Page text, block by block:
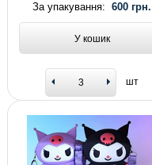
За упакування:600 грн.
У кошик
шт